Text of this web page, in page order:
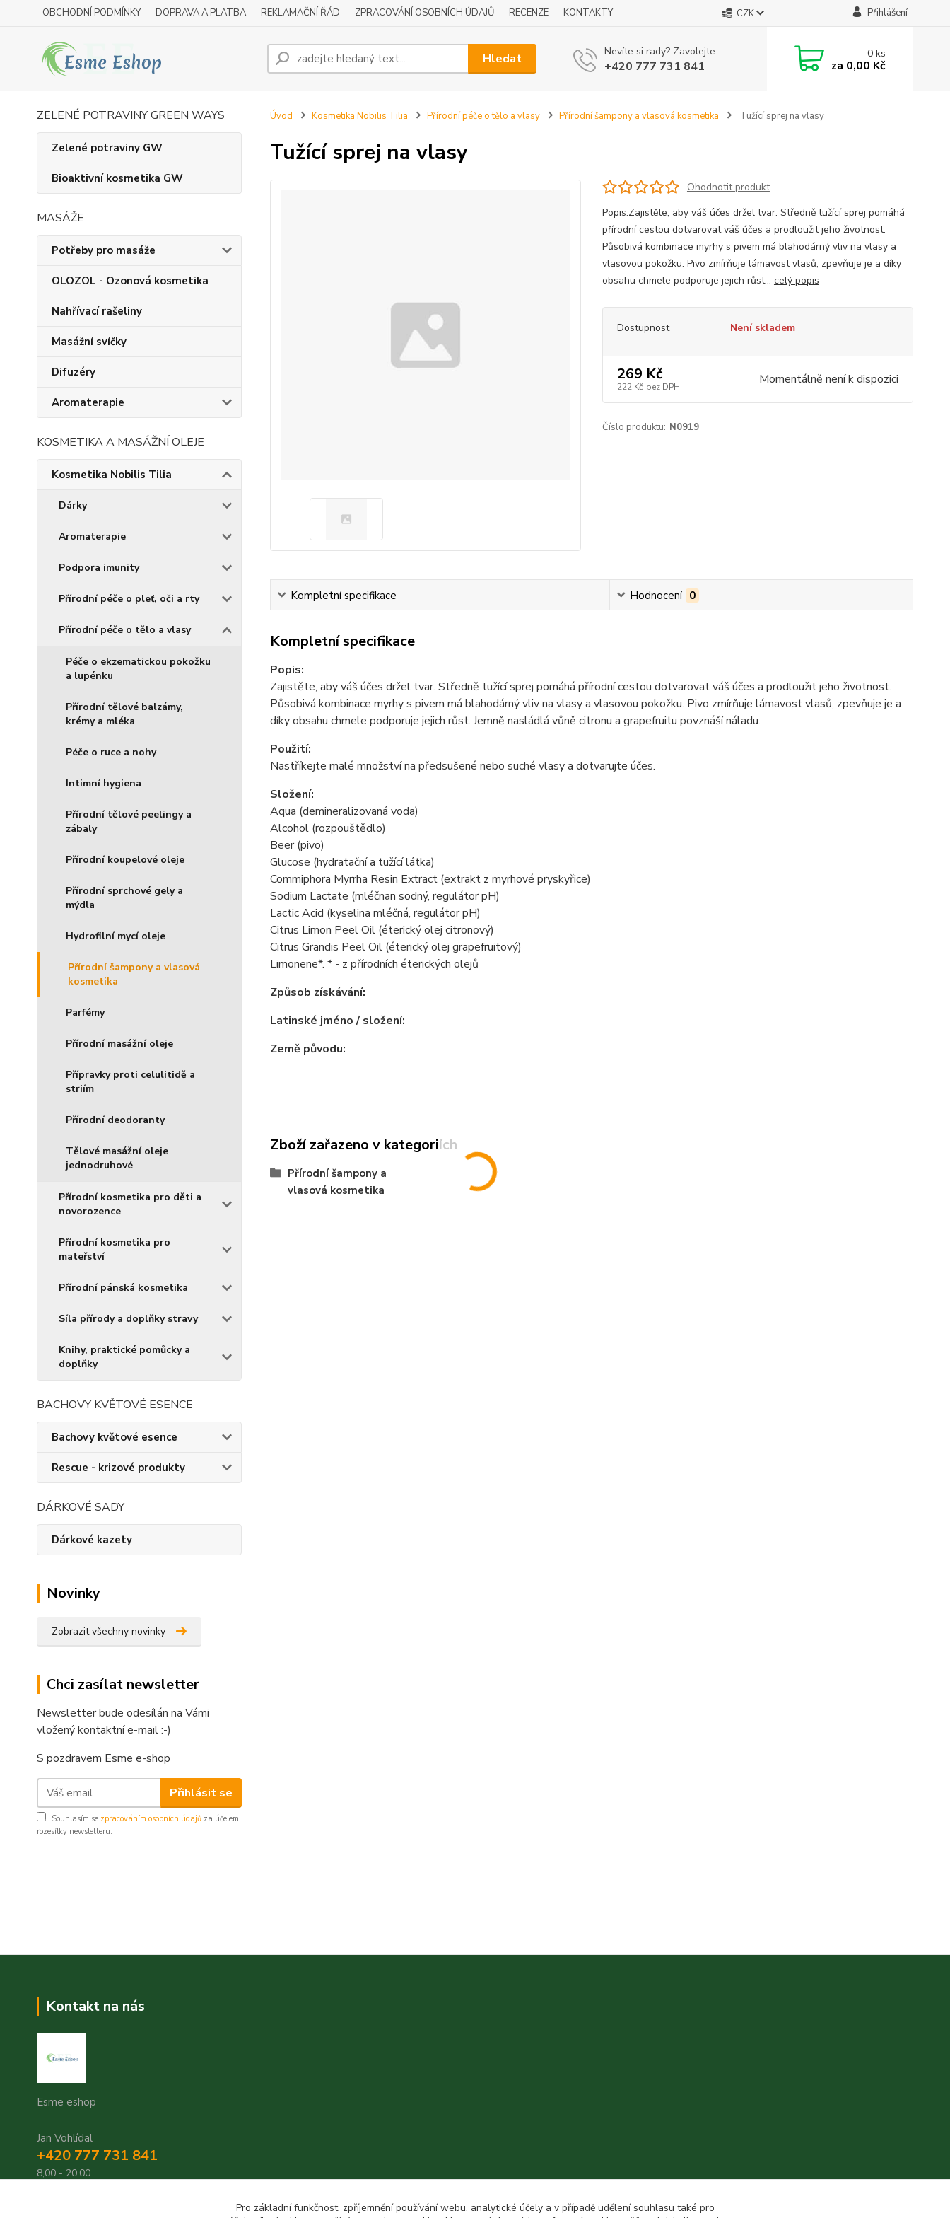
OBCHODNÍ PODMÍNKY DOPRAVA A PLATBA REKLAMAČNÍ ŘÁD ZPRACOVÁNÍ OSOBNÍCH ÚDAJŮ RECENZE KONTAKTY CZK Přihlášení
Hledat Nevíte si rady? Zavolejte.
+420 777 731 841
0ks
za 0,00 Kč
ZELENÉ POTRAVINY GREEN WAYS
Zelené potraviny GW
Bioaktivní kosmetika GW
MASÁŽE
Potřeby pro masáže
OLOZOL - Ozonová kosmetika
Nahřívací rašeliny
Masážní svíčky
Difuzéry
Aromaterapie
KOSMETIKA A MASÁŽNÍ OLEJE
Kosmetika Nobilis Tilia
Dárky
Aromaterapie
Podpora imunity
Přírodní péče o pleť, oči a rty
Přírodní péče o tělo a vlasy
Péče o ekzematickou pokožku
a lupénku
Přírodní tělové balzámy,
krémy a mléka
Péče o ruce a nohy
Intimní hygiena
Přírodní tělové peelingy a
zábaly
Přírodní koupelové oleje
Přírodní sprchové gely a
mýdla
Hydrofilní mycí oleje
Přírodní šampony a vlasová
kosmetika
Parfémy
Přírodní masážní oleje
Přípravky proti celulitidě a
striím
Přírodní deodoranty
Tělové masážní oleje
jednodruhové
Přírodní kosmetika pro děti a
novorozence
Přírodní kosmetika pro
mateřství
Přírodní pánská kosmetika
Síla přírody a doplňky stravy
Knihy, praktické pomůcky a
doplňky
BACHOVY KVĚTOVÉ ESENCE
Bachovy květové esence
Rescue - krizové produkty
DÁRKOVÉ SADY
Dárkové kazety
Novinky
Zobrazit všechny novinky
Chci zasílat newsletter
Newsletter bude odesílán na Vámi
vložený kontaktní e-mail :-)
S pozdravem Esme e-shop
Přihlásit se
Souhlasím se zpracováním osobních údajů za účelem
rozesílky newsletteru.
Úvod Kosmetika Nobilis Tilia Přírodní péče o tělo a vlasy Přírodní šampony a vlasová kosmetika Tužící sprej na vlasy
Tužící sprej na vlasy
Ohodnotit produkt
Popis:Zajistěte, aby váš účes držel tvar. Středně tužící sprej pomáhá
přírodní cestou dotvarovat váš účes a prodloužit jeho životnost.
Působivá kombinace myrhy s pivem má blahodárný vliv na vlasy a
vlasovou pokožku. Pivo zmírňuje lámavost vlasů, zpevňuje je a díky
obsahu chmele podporuje jejich růst... celý popis
Dostupnost Není skladem
269 Kč
222 Kč bez DPH Momentálně není k dispozici
Číslo produktu: N0919
Kompletní specifikace Hodnocení 0
Kompletní specifikace
Popis:
Zajistěte, aby váš účes držel tvar. Středně tužící sprej pomáhá přírodní cestou dotvarovat váš účes a prodloužit jeho životnost.
Působivá kombinace myrhy s pivem má blahodárný vliv na vlasy a vlasovou pokožku. Pivo zmírňuje lámavost vlasů, zpevňuje je a
díky obsahu chmele podporuje jejich růst. Jemně nasládlá vůně citronu a grapefruitu povznáší náladu.
Použití:
Nastříkejte malé množství na předsušené nebo suché vlasy a dotvarujte účes.
Složení:
Aqua (demineralizovaná voda)
Alcohol (rozpouštědlo)
Beer (pivo)
Glucose (hydratační a tužící látka)
Commiphora Myrrha Resin Extract (extrakt z myrhové pryskyřice)
Sodium Lactate (mléčnan sodný, regulátor pH)
Lactic Acid (kyselina mléčná, regulátor pH)
Citrus Limon Peel Oil (éterický olej citronový)
Citrus Grandis Peel Oil (éterický olej grapefruitový)
Limonene*. * - z přírodních éterických olejů
Způsob získávání:
Latinské jméno / složení:
Země původu:
Zboží zařazeno v kategoriích
Přírodní šampony a
vlasová kosmetika
Kontakt na nás
Esme eshop
Jan Vohlídal
+420 777 731 841
8,00 - 20,00
Pro základní funkčnost, zpříjemnění používání webu, analytické účely a v případě udělení souhlasu také pro